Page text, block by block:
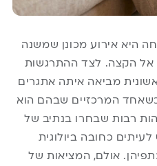
היא אירוע מכונן שמשנה
אל הקצה. לצד ההתרגשות
מביאה איתה אתגרים
כשאחד המרכזיים שבהם הוא
רבות שבחרו בנתיב של
כחובה ביולוגית
אולם, המציאות של